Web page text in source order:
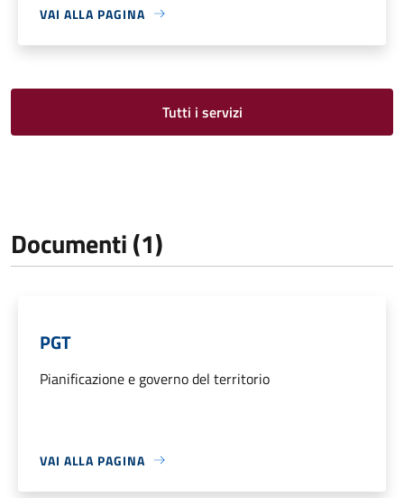
VAI ALLA PAGINA
Tutti i servizi
Documenti (1)
PGT
Pianificazione e governo del territorio
VAI ALLA PAGINA